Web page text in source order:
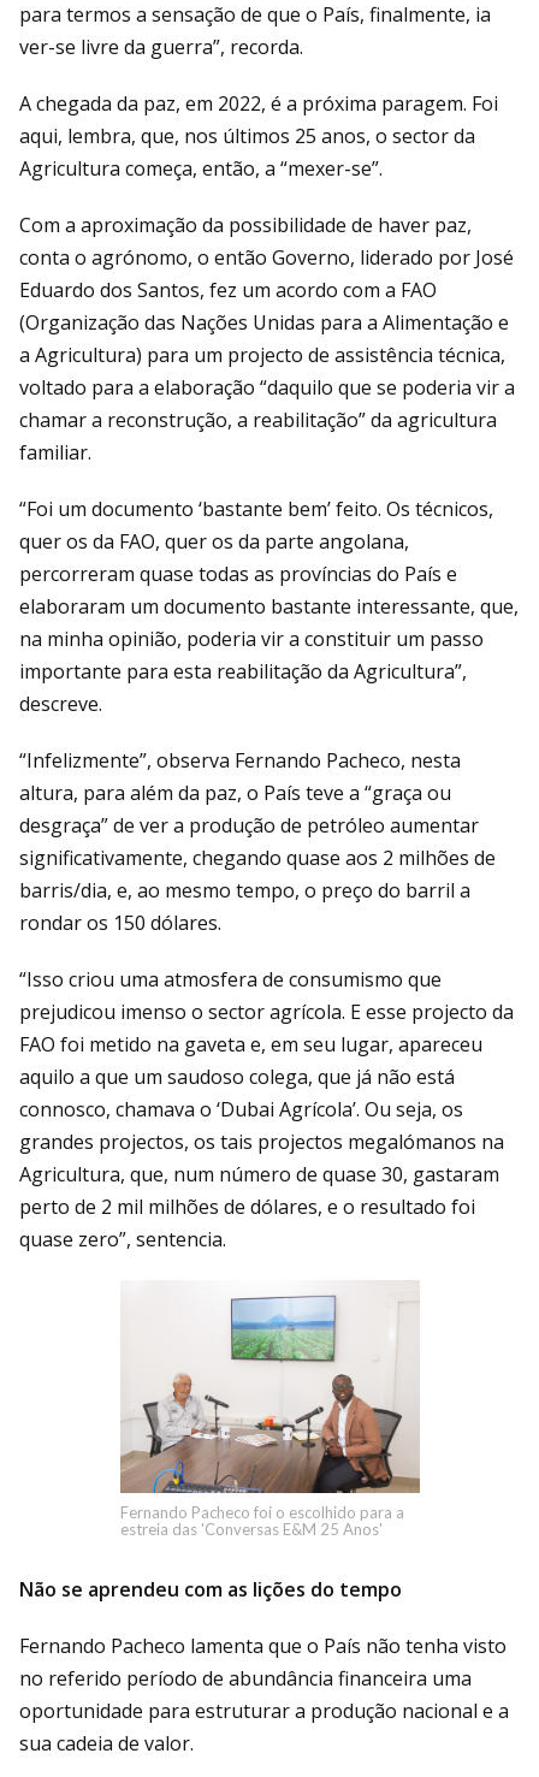
para termos a sensação de que o País, finalmente, ia
ver-se livre da guerra”, recorda.
A chegada da paz, em 2022, é a próxima paragem. Foi
aqui, lembra, que, nos últimos 25 anos, o sector da
Agricultura começa, então, a “mexer-se”.
Com a aproximação da possibilidade de haver paz,
conta o agrónomo, o então Governo, liderado por José
Eduardo dos Santos, fez um acordo com a FAO
(Organização das Nações Unidas para a Alimentação e
a Agricultura) para um projecto de assistência técnica,
voltado para a elaboração “daquilo que se poderia vir a
chamar a reconstrução, a reabilitação” da agricultura
familiar.
“Foi um documento ‘bastante bem’ feito. Os técnicos,
quer os da FAO, quer os da parte angolana,
percorreram quase todas as províncias do País e
elaboraram um documento bastante interessante, que,
na minha opinião, poderia vir a constituir um passo
importante para esta reabilitação da Agricultura”,
descreve.
“Infelizmente”, observa Fernando Pacheco, nesta
altura, para além da paz, o País teve a “graça ou
desgraça” de ver a produção de petróleo aumentar
significativamente, chegando quase aos 2 milhões de
barris/dia, e, ao mesmo tempo, o preço do barril a
rondar os 150 dólares.
“Isso criou uma atmosfera de consumismo que
prejudicou imenso o sector agrícola. E esse projecto da
FAO foi metido na gaveta e, em seu lugar, apareceu
aquilo a que um saudoso colega, que já não está
connosco, chamava o ‘Dubai Agrícola’. Ou seja, os
grandes projectos, os tais projectos megalómanos na
Agricultura, que, num número de quase 30, gastaram
perto de 2 mil milhões de dólares, e o resultado foi
quase zero”, sentencia.
Fernando Pacheco foi o escolhido para a
estreia das 'Conversas E&M 25 Anos'
Não se aprendeu com as lições do tempo
Fernando Pacheco lamenta que o País não tenha visto
no referido período de abundância financeira uma
oportunidade para estruturar a produção nacional e a
sua cadeia de valor.